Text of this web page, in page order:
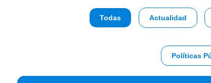
Todas Actualidad
Políticas